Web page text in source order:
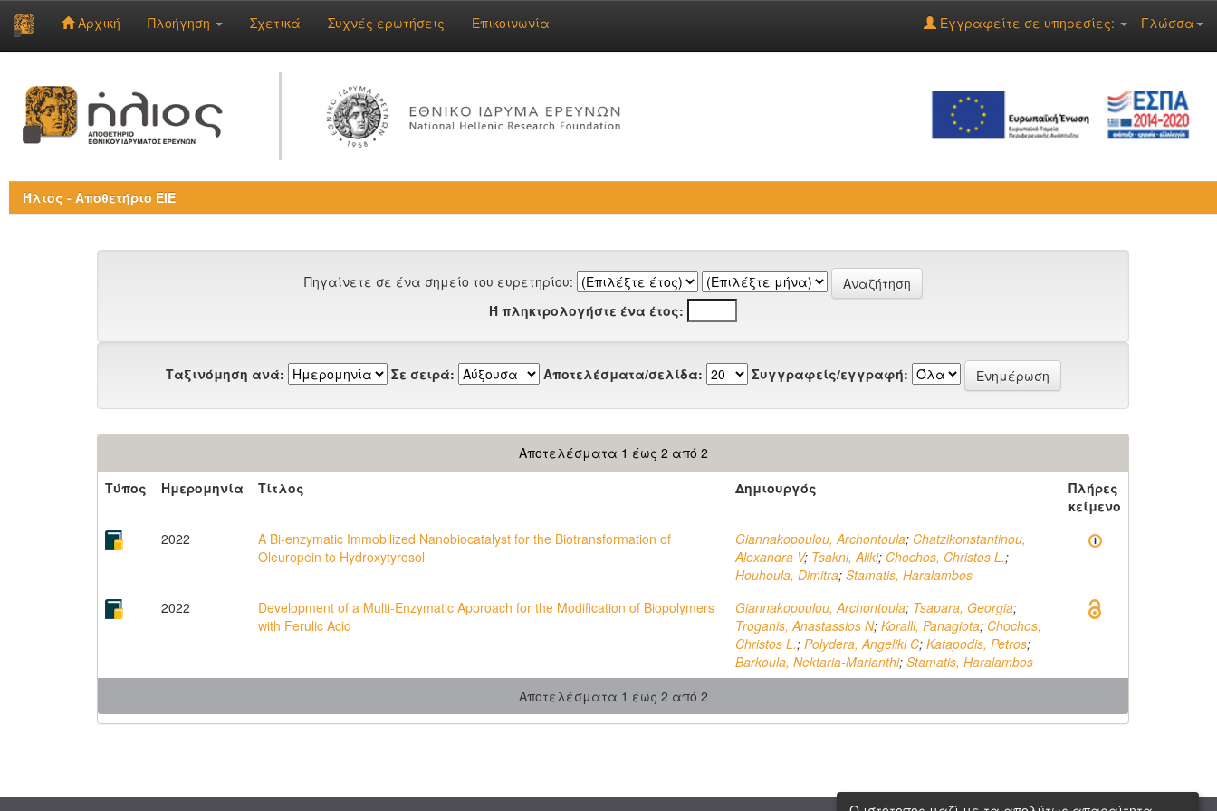
navigation
Αρχική Πλοήγηση Σχετικά Συχνές ερωτήσεις Επικοινωνία Γλώσσα
Εγγραφείτε σε υπηρεσίες:
Ήλιος - Αποθετήριο ΕΙΕ
Πηγαίνετε σε ένα σημείο του ευρετηρίου:
Ή πληκτρολογήστε ένα έτος:
Ταξινόμηση ανά: Σε σειρά: Αποτελέσματα/σελίδα: Συγγραφείς/εγγραφή:
Αποτελέσματα 1 έως 2 από 2
Τύπος
Ημερομηνία Τίτλος Δημιουργός
Πλήρες
κείμενο
2022
A Bi-enzymatic Immobilized Nanobiocatalyst for the Biotransformation of
Oleuropein to Hydroxytyrosol
Giannakopoulou, Archontoula; Chatzikonstantinou,
Alexandra V; Tsakni, Aliki; Chochos, Christos L.;
Houhoula, Dimitra; Stamatis, Haralambos
2022
Development of a Multi-Enzymatic Approach for the Modification of Biopolymers
with Ferulic Acid
Giannakopoulou, Archontoula; Tsapara, Georgia;
Troganis, Anastassios N; Koralli, Panagiota; Chochos,
Christos L.; Polydera, Angeliki C; Katapodis, Petros;
Barkoula, Nektaria-Marianthi; Stamatis, Haralambos
Αποτελέσματα 1 έως 2 από 2